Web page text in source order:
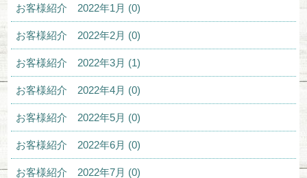
お客様紹介 2022年1月 (0)
お客様紹介 2022年2月 (0)
お客様紹介 2022年3月 (1)
お客様紹介 2022年4月 (0)
お客様紹介 2022年5月 (0)
お客様紹介 2022年6月 (0)
お客様紹介 2022年7月 (0)